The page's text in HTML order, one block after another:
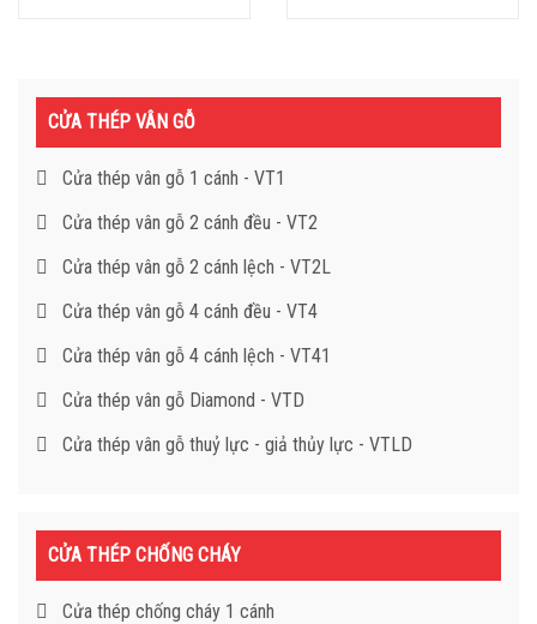
CỬA THÉP VÂN GỖ
Cửa thép vân gỗ 1 cánh - VT1
Cửa thép vân gỗ 2 cánh đều - VT2
Cửa thép vân gỗ 2 cánh lệch - VT2L
Cửa thép vân gỗ 4 cánh đều - VT4
Cửa thép vân gỗ 4 cánh lệch - VT41
Cửa thép vân gỗ Diamond - VTD
Cửa thép vân gỗ thuỷ lực - giả thủy lực - VTLD
CỬA THÉP CHỐNG CHÁY
Cửa thép chống cháy 1 cánh